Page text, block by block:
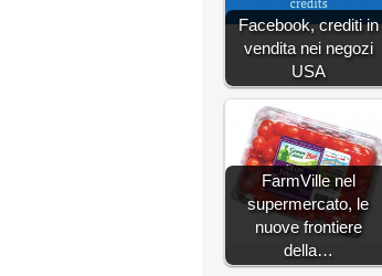
Facebook, crediti in
vendita nei negozi
USA
FarmVille nel
supermercato, le
nuove frontiere
della…